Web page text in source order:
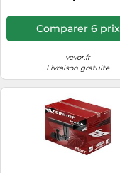
Comparer 6 prix
vevor.fr
Livraison gratuite